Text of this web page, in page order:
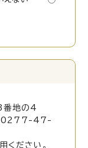
地の4
0277-47-
ください。